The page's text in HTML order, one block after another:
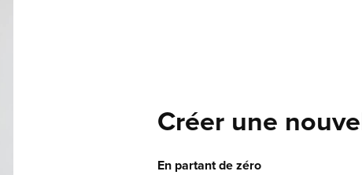
Créer une
En partant de zéro